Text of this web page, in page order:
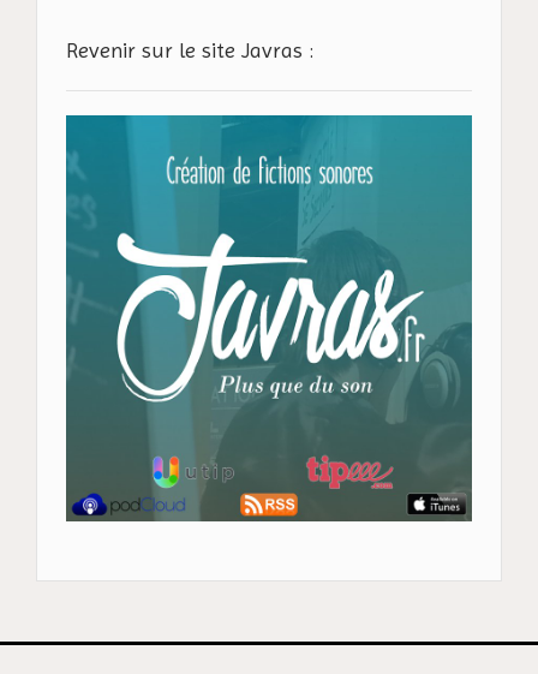
Revenir sur le site Javras :